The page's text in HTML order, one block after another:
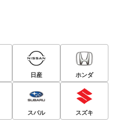
日産 ホンダ
スバル スズキ